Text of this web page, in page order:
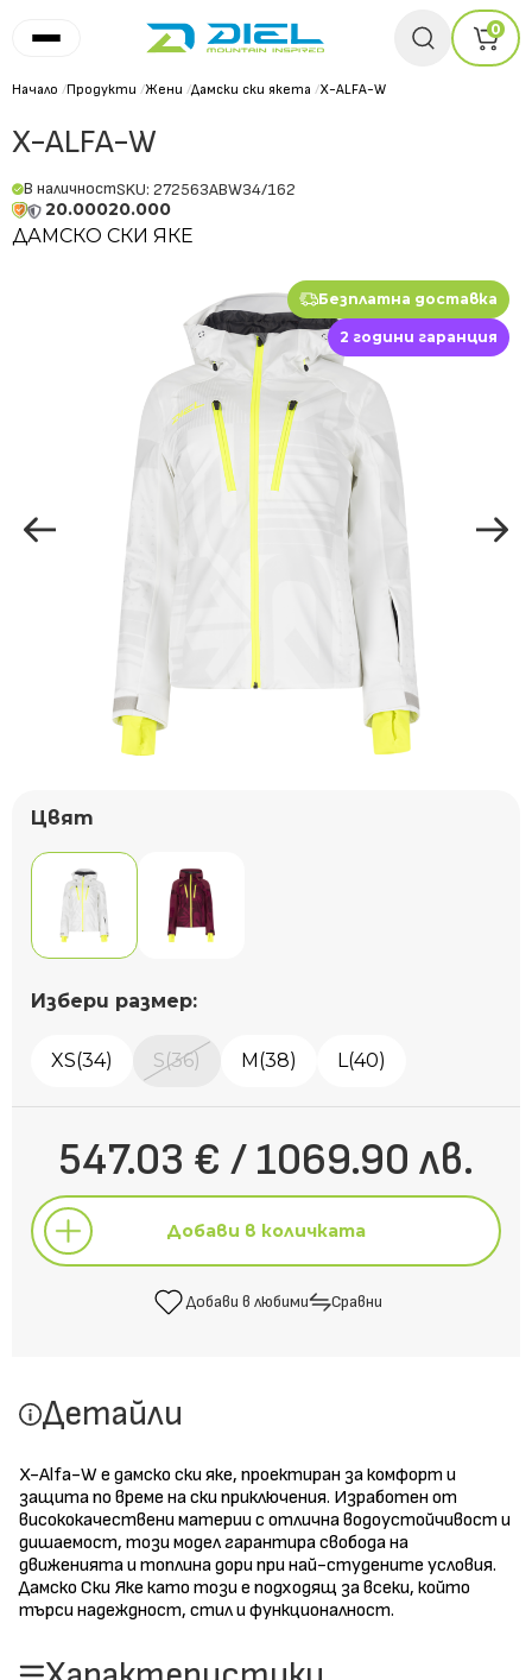
0
Начало /Продукти /Жени /Дамски ски якета /X-ALFA-W
X-ALFA-W
В наличностSKU: 272563ABW34/162
20.00020.000
ДАМСКО СКИ ЯКЕ
Безплатна доставка
2 години гаранция
Цвят
Избери размер:
XS(34) S(36) M(38) L(40)
547.03 € / 1069.90 лв.
Добави в количката
Добави в любими Сравни
Детайли
X-Alfa-W е дамско ски яке, проектиран за комфорт и
защита по време на ски приключения. Изработен от
висококачествени материи с отлична водоустойчивост и
дишаемост, този модел гарантира свобода на
движенията и топлина дори при най-студените условия.
Дамско Ски Яке като този е подходящ за всеки, който
търси надеждност, стил и функционалност.